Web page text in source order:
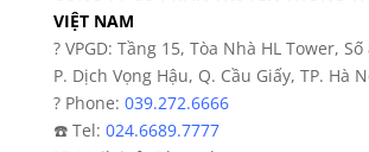
CÔNG TY CỔ PHẦN TRUYỀN THÔNG
VIỆT NAM
?VPGD: Tầng 15, Tòa Nhà HL Tower, Số
P. Dịch Vọng Hậu, Q. Cầu Giấy, TP. Hà
?Phone:039.272.6666